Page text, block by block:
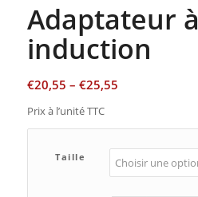
Adaptateur à
induction
€20,55 – €25,55
Prix à l’unité TTC
Taille